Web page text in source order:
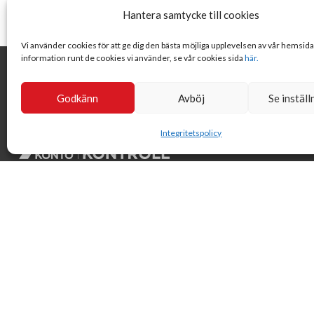
Hantera samtycke till cookies
Vi använder cookies för att ge dig den bästa möjliga upplevelsen av vår
information runt de cookies vi använder, se vår cookies sida här.
Godkänn Avböj Se
Integritetspolicy